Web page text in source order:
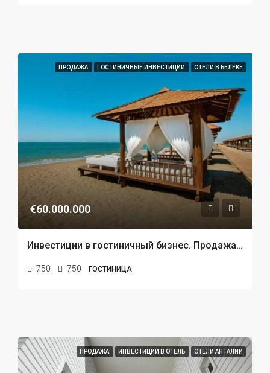
ПРОДАЖА ГОСТИНИЧНЫЕ ИНВЕСТИЦИИ ОТЕЛИ В БЕЛЕКЕ
€60.000.000
Инвестиции в гостиничный бизнес. Продажа отеля 5 звезды в Белеке
750 750 ГОСТИНИЦА
ПРОДАЖА ИНВЕСТИЦИИ В ОТЕЛЬ ОТЕЛИ АНТАЛИИ